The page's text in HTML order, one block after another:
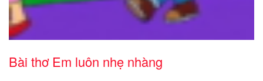
Bài thơ Em luôn nhẹ nhàng